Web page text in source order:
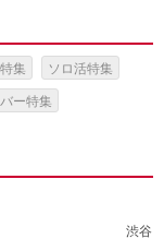
集 ソロ活特集
ー特集
渋谷